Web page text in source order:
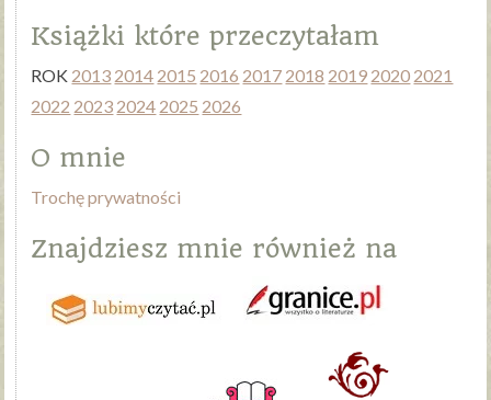
Książki które przeczytałam
ROK 2013 2014 2015 2016 2017 2018 2019 2020 2021
2022 2023 2024 2025 2026
O mnie
Trochę prywatności
Znajdziesz mnie również na